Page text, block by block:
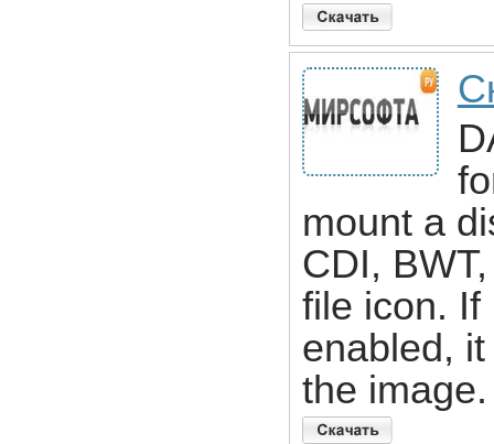
mount a
CDI,
file icon. If
enabled,
the image.